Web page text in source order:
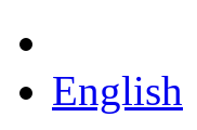
English